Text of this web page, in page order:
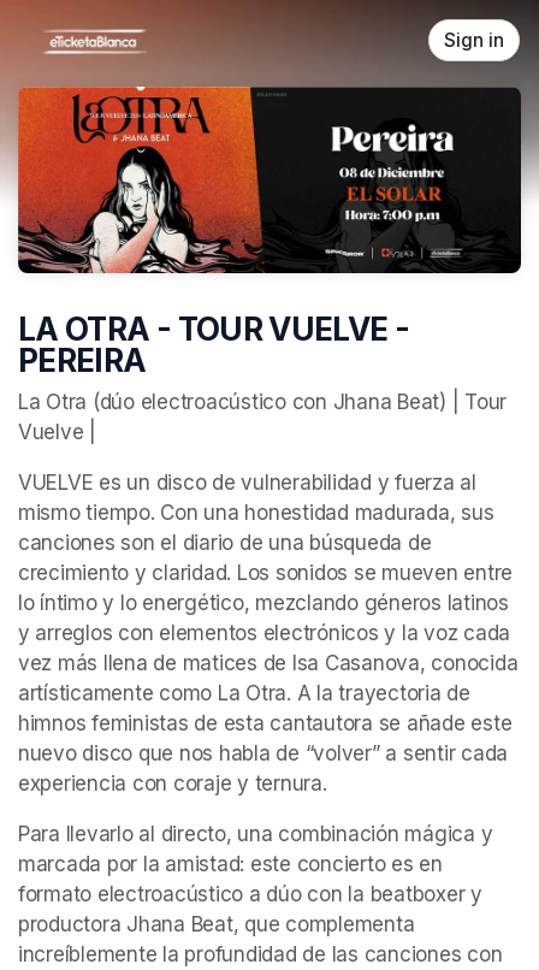
Sign in
LA OTRA - TOUR VUELVE -
PEREIRA
La Otra (dúo electroacústico con Jhana Beat) | Tour
Vuelve |
VUELVE es un disco de vulnerabilidad y fuerza al
mismo tiempo. Con una honestidad madurada, sus
canciones son el diario de una búsqueda de
crecimiento y claridad. Los sonidos se mueven entre
lo íntimo y lo energético, mezclando géneros latinos
y arreglos con elementos electrónicos y la voz cada
vez más llena de matices de Isa Casanova, conocida
artísticamente como La Otra. A la trayectoria de
himnos feministas de esta cantautora se añade este
nuevo disco que nos habla de “volver” a sentir cada
experiencia con coraje y ternura.
Para llevarlo al directo, una combinación mágica y
marcada por la amistad: este concierto es en
formato electroacústico a dúo con la beatboxer y
productora Jhana Beat, que complementa
increíblemente la profundidad de las canciones con